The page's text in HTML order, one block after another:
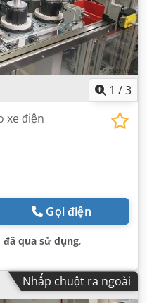
1 /3
xe điện
Gọi điện
đã qua sử dụng,
Nhấp chuột ra ngoài